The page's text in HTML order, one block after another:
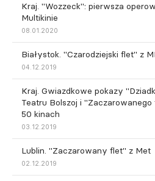
Kraj. "Wozzeck": pierwsza
Multikinie
08.01.2020
Białystok. "Czarodziejski flet" z
04.12.2019
Kraj. Gwiazdkowe pokazy
Teatru Bolszoj i
50 kinach
03.12.2019
Lublin. "Zaczarowany flet" z Met
02.12.2019